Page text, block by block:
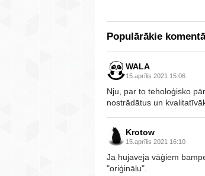
Populārākie
WALA
15.aprīlis 2021 15:06
Nju, par to teholoģisko
nostrādātus un
Krotow
15.aprīlis 2021 16:10
Ja hujaveja vāģiem
"oriģinālu".